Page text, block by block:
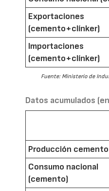
Exportaciones
(cemento+clínker)
Importaciones
(cemento+clínker)
Fuente: Ministerio de
Datos acumulados
Producción cemento
Consumo nacional
(cemento)